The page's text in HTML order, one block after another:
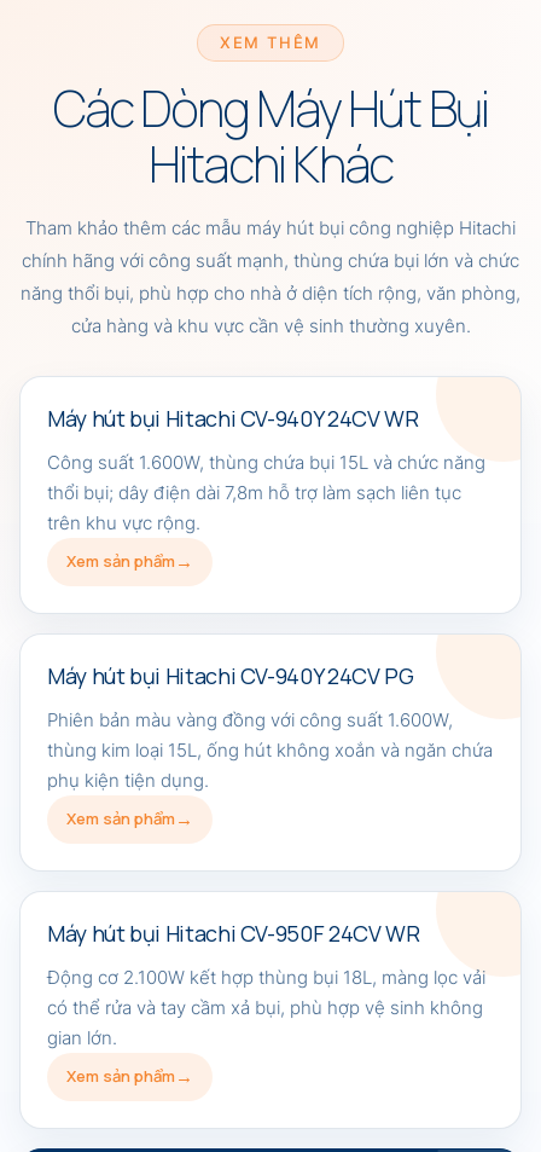
XEM THÊM
Các Dòng Máy Hút Bụi
Hitachi Khác
Tham khảo thêm các mẫu máy hút bụi công nghiệp Hitachi
chính hãng với công suất mạnh, thùng chứa bụi lớn và chức
năng thổi bụi, phù hợp cho nhà ở diện tích rộng, văn phòng,
cửa hàng và khu vực cần vệ sinh thường xuyên.
Máy hút bụi Hitachi CV-940Y 24CV WR
Công suất 1.600W, thùng chứa bụi 15L và chức năng
thổi bụi; dây điện dài 7,8m hỗ trợ làm sạch liên tục
trên khu vực rộng.
Xem sản phẩm
Máy hút bụi Hitachi CV-940Y 24CV PG
Phiên bản màu vàng đồng với công suất 1.600W,
thùng kim loại 15L, ống hút không xoắn và ngăn chứa
phụ kiện tiện dụng.
Xem sản phẩm
Máy hút bụi Hitachi CV-950F 24CV WR
Động cơ 2.100W kết hợp thùng bụi 18L, màng lọc vải
có thể rửa và tay cầm xả bụi, phù hợp vệ sinh không
gian lớn.
Xem sản phẩm